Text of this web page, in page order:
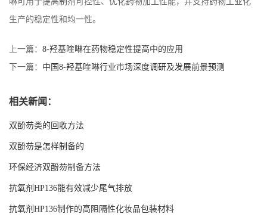
生产的稳定性和均一性。
上一篇： 8-羟基喹啉在药物稳定性提高中的应用
下一篇： 中国8-羟基喹啉行业市场深度调研及发展前景预测
相关新闻：
双酚芴类的回收方法
双酚芴是怎样制备的
环保经济双酚芴制备方法
抗氧剂HP136能有效减少尾气排放
抗氧剂HP136制作的高阻隔性化妆品包装材料